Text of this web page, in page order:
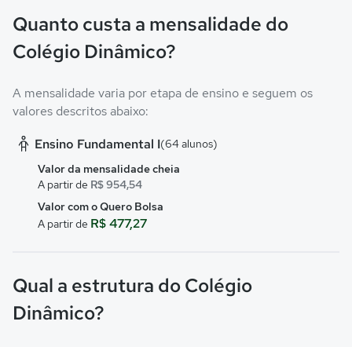
Quanto custa a mensalidade do
Colégio Dinâmico?
A mensalidade varia por etapa de ensino e seguem os
valores descritos abaixo:
Ensino Fundamental I(64 alunos)
Valor da mensalidade cheia
A partir de R$ 954,54
Valor com o Quero Bolsa
A partir de R$ 477,27
Qual a estrutura do Colégio
Dinâmico?